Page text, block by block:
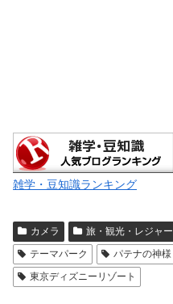
雑学・豆知識ランキング
カメラ 旅・観光・レジャー
テーマパーク
パテナの神様
東京ディズニーリゾート